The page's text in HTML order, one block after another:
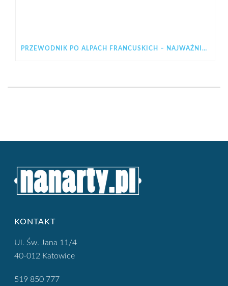
PRZEWODNIK PO ALPACH FRANCUSKICH – NAJWAŻNIEJSZE INFORMACJE PRZED WYJAZDEM
KONTAKT
Ul. Św. Jana 11/4
40-012 Katowice
519 850 777